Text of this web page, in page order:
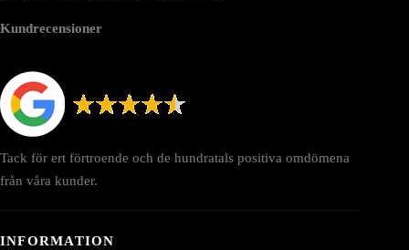
Kundrecensioner
Tack för ert förtroende och de hundratals positiva omdömena
från våra kunder.
INFORMATION